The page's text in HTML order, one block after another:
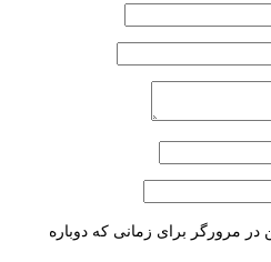
در مرورگر برای زمانی که دوباره